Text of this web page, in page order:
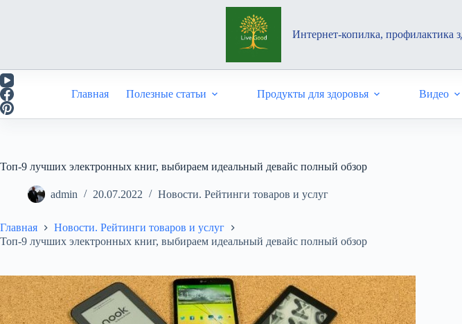
Интернет-копилка, профилактика
Главная Полезные статьи Продукты для здоровья Видео
Топ-9 лучших электронных книг, выбираем идеальный девайс полный обзор
admin 20.07.2022 Новости. Рейтинги товаров и услуг
Главная
Новости. Рейтинги товаров и услуг
Топ-9 лучших электронных книг, выбираем идеальный девайс полный обзор